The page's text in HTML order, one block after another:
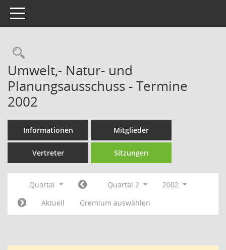
Toggle navigation
Rechercheauswahl
Umwelt,- Natur- und
Planungsausschuss - Termine
2002
Informationen Mitglieder
Vertreter Sitzungen
Quartal Quartal 2
2002
Aktuell
Gremium auswählen